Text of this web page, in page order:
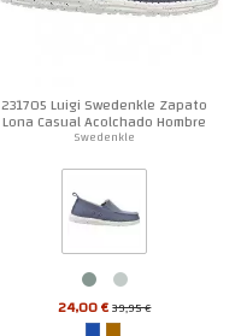
231705 Luigi Swedenkle Zapato
Lona Casual Acolchado Hombre
Swedenkle
24,00 €39,95 €